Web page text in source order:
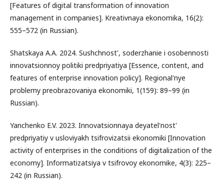
[Features of digital transformation of innovation
management in companies]. Kreativnaya ekonomika, 16(2):
555–572 (in Russian).
Shatskaya A.A. 2024. Sushchnost', soderzhanie i osobennosti
innovatsionnoy politiki predpriyatiya [Essence, content, and
features of enterprise innovation policy]. Regional'nye
problemy preobrazovaniya ekonomiki, 1(159): 89–99 (in
Russian).
Yanchenko E.V. 2023. Innovatsionnaya deyatel'nost'
predpriyatiy v usloviyakh tsifrovizatsii ekonomiki [Innovation
activity of enterprises in the conditions of digitalization of the
economy]. Informatizatsiya v tsifrovoy ekonomike, 4(3): 225–
242 (in Russian).